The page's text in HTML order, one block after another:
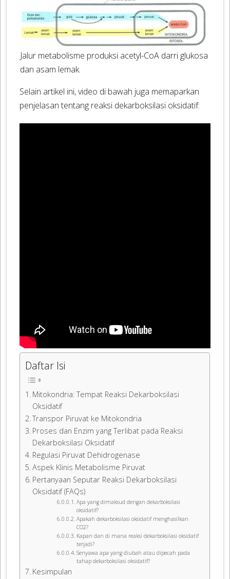
Jalur metabolisme produksi acetyl-CoA darri glukosa
dan asam lemak.
Selain artikel ini, video di bawah juga memaparkan
penjelasan tentang reaksi dekarboksilasi oksidatif:
Daftar Isi
Mitokondria: Tempat Reaksi Dekarboksilasi
Oksidatif
Transpor Piruvat ke Mitokondria
Proses dan Enzim yang Terlibat pada Reaksi
Dekarboksilasi Oksidatif
Regulasi Piruvat Dehidrogenase
Aspek Klinis Metabolisme Piruvat
Pertanyaan Seputar Reaksi Dekarboksilasi
Oksidatif (FAQs)
Apa yang dimaksud dengan dekarboksilasi
oksidatif?
Apakah dekarboksilasi oksidatif menghasilkan
CO2?
Kapan dan di mana reaksi dekarboksilasi oksidatif
terjadi?
Senyawa apa yang diubah atau dipecah pada
tahap dekarboksilasi oksidatif?
Kesimpulan